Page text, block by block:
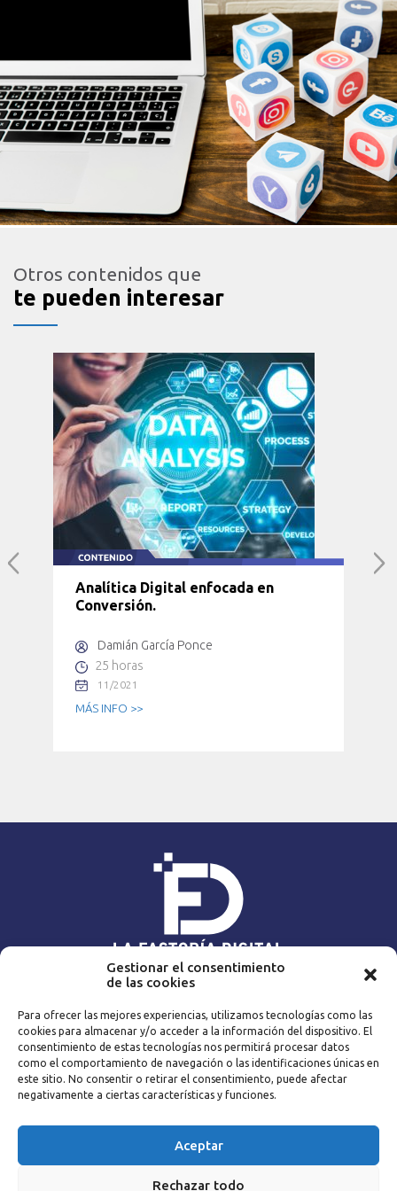
Gestionar el consentimiento
de las cookies
Para ofrecer las mejores experiencias, utilizamos tecnologías como las
cookies para almacenar y/o acceder a la información del dispositivo. El
consentimiento de estas tecnologías nos permitirá procesar datos
como el comportamiento de navegación o las identificaciones únicas en
este sitio. No consentir o retirar el consentimiento, puede afectar
negativamente a ciertas características y funciones.
Aceptar
Rechazar todo
Otros contenidos que
te pueden interesar
Analítica Digital enfocada en
Conversión.
Damián García Ponce
25 horas
11/2021
MÁS INFO >>
Home
Expert@s
Contenidos
Blog
La empresa
Catálogo
Metodología
Contacto
info@lafactoriadigital.es